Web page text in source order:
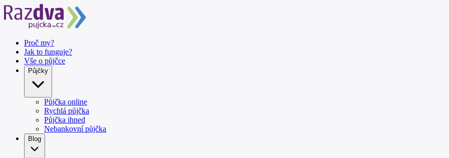
Proč my?
Jak to funguje?
Vše o půjčce
Půjčky
Půjčka online
Rychlá půjčka
Půjčka ihned
Nebankovní půjčka
Blog